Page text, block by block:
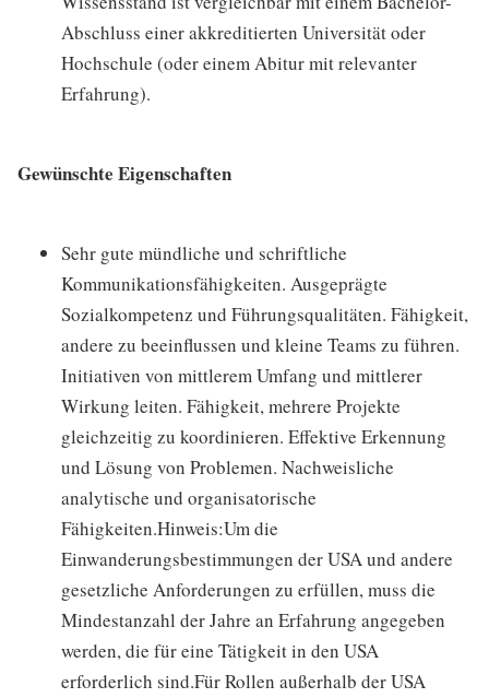
Abschluss einer akkreditierten Universität oder
Hochschule (oder einem Abitur mit relevanter
Erfahrung).
Gewünschte Eigenschaften
Sehr gute mündliche und schriftliche
Kommunikationsfähigkeiten. Ausgeprägte
Sozialkompetenz und Führungsqualitäten. Fähigkeit,
andere zu beeinflussen und kleine Teams zu führen.
Initiativen von mittlerem Umfang und mittlerer
Wirkung leiten. Fähigkeit, mehrere Projekte
gleichzeitig zu koordinieren. Effektive Erkennung
und Lösung von Problemen. Nachweisliche
analytische und organisatorische
Fähigkeiten.Hinweis:Um die
Einwanderungsbestimmungen der USA und andere
gesetzliche Anforderungen zu erfüllen, muss die
Mindestanzahl der Jahre an Erfahrung angegeben
werden, die für eine Tätigkeit in den USA
erforderlich sind.Für Rollen außerhalb der USA